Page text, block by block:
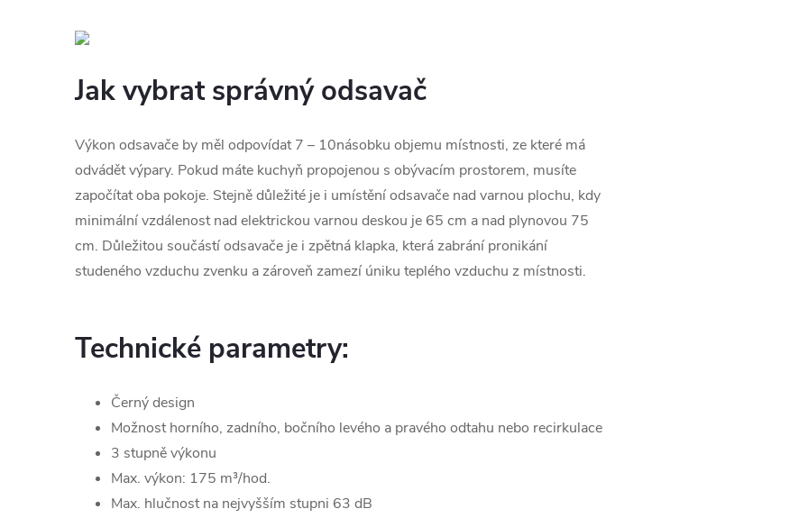
Jak vybrat správný odsavač
Výkon odsavače by měl odpovídat 7 – 10násobku objemu místnosti, ze které má
odvádět výpary. Pokud máte kuchyň propojenou s obývacím prostorem, musíte
započítat oba pokoje. Stejně důležité je i umístění odsavače nad varnou plochu, kdy
minimální vzdálenost nad elektrickou varnou deskou je 65 cm a nad plynovou 75
cm. Důležitou součástí odsavače je i zpětná klapka, která zabrání pronikání
studeného vzduchu zvenku a zároveň zamezí úniku teplého vzduchu z místnosti.
Technické parametry:
Černý design
Možnost horního, zadního, bočního levého a pravého odtahu nebo recirkulace
3 stupně výkonu
Max. výkon: 175 m³/hod.
Max. hlučnost na nejvyšším stupni 63 dB